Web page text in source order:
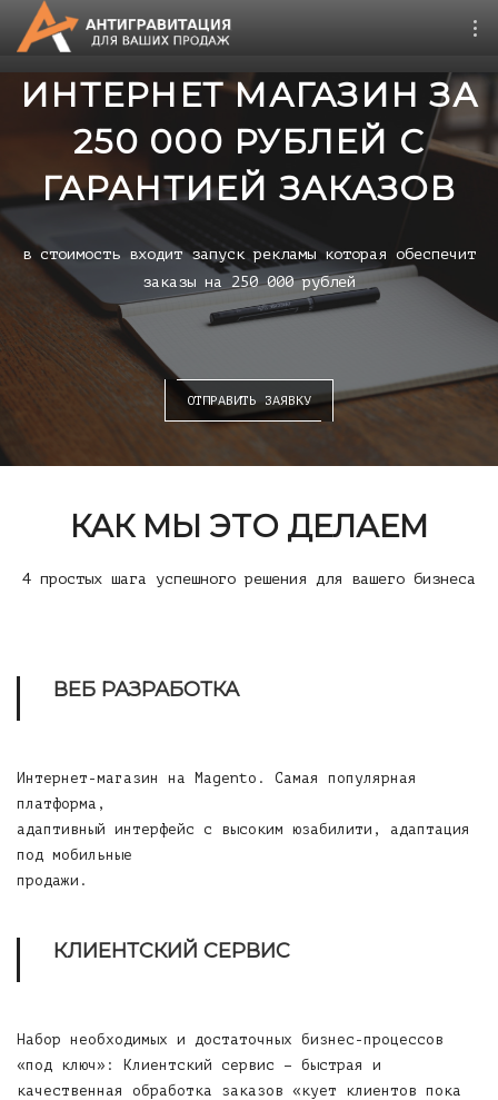
CRM Битрикс24
Дистрибуция 4.0
Запуск онлайн продаж
Второе дыхание
Поддержка сайтов 1С-
Битрикс
ИНТЕРНЕТ МАГАЗИН ЗА
250 000 РУБЛЕЙ С
ГАРАНТИЕЙ ЗАКАЗОВ
в стоимость входит запуск рекламы которая обеспечит
заказы на 250 000 рублей
ОТПРАВИТЬ ЗАЯВКУ
КАК МЫ ЭТО ДЕЛАЕМ
4 простых шага успешного решения для вашего бизнеса
ВЕБ РАЗРАБОТКА
Интернет-магазин на Magento . Самая популярная
платформа,
адаптивный интерфейс с высоким юзабилити, адаптация
под мобильные
продажи.
КЛИЕНТСКИЙ СЕРВИС
Набор необходимых и достаточных бизнес-процессов
«под ключ»: Клиентский сервис – быстрая и
качественная обработка заказов «кует клиентов пока